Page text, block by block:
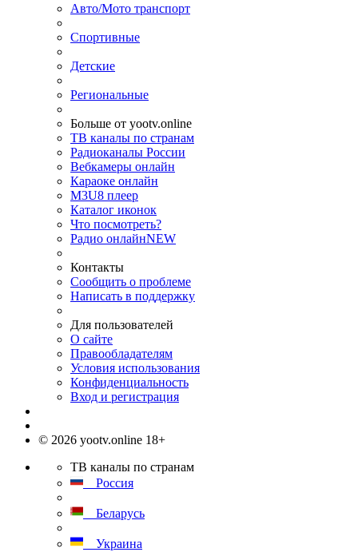
Авто/Мото транспорт
Спортивные
Детские
Региональные
Больше от yootv.online
ТВ каналы по странам
Радиоканалы России
Вебкамеры онлайн
Караоке онлайн
M3U8 плеер
Каталог иконок
Что посмотреть?
Радио онлайнNEW
Контакты
Сообщить о проблеме
Написать в поддержку
Для пользователей
О сайте
Правообладателям
Условия использования
Конфиденциальность
Вход и регистрация
© 2026 yootv.online 18+
ТВ каналы по странам
Россия
Беларусь
Украина